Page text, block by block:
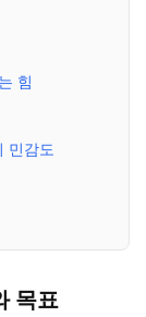
힘
민감도
목표